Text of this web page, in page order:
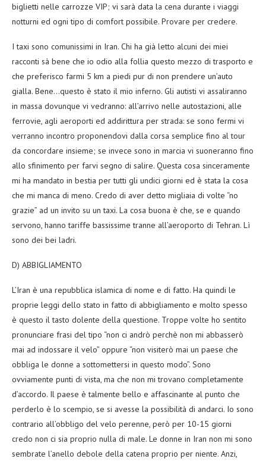
biglietti nelle carrozze VIP; vi sarà data la cena durante i viaggi
notturni ed ogni tipo di comfort possibile. Provare per credere.
I taxi sono comunissimi in Iran. Chi ha già letto alcuni dei miei
racconti sà bene che io odio alla follia questo mezzo di trasporto e
che preferisco farmi 5 km a piedi pur di non prendere un’auto
gialla. Bene…questo è stato il mio inferno. Gli autisti vi assaliranno
in massa dovunque vi vedranno: all’arrivo nelle autostazioni, alle
ferrovie, agli aeroporti ed addirittura per strada: se sono fermi vi
verranno incontro proponendovi dalla corsa semplice fino al tour
da concordare insieme; se invece sono in marcia vi suoneranno fino
allo sfinimento per farvi segno di salire. Questa cosa sinceramente
mi ha mandato in bestia per tutti gli undici giorni ed è stata la cosa
che mi manca di meno. Credo di aver detto migliaia di volte “no
grazie” ad un invito su un taxi. La cosa buona è che, se e quando
servono, hanno tariffe bassissime tranne all’aeroporto di Tehran. Lì
sono dei bei ladri.
D) ABBIGLIAMENTO
L’Iran è una repubblica islamica di nome e di fatto. Ha quindi le
proprie leggi dello stato in fatto di abbigliamento e molto spesso
è questo il tasto dolente della questione. Troppe volte ho sentito
pronunciare frasi del tipo “non ci andrò perchè non mi abbasserò
mai ad indossare il velo” oppure “non visiterò mai un paese che
obbliga le donne a sottomettersi in questo modo”. Sono
ovviamente punti di vista, ma che non mi trovano completamente
d’accordo. Il paese è talmente bello e affascinante al punto che
perderlo è lo scempio, se si avesse la possibilità di andarci. Io sono
contrario all’obbligo del velo perenne, però per 10-15 giorni
credo non ci sia proprio nulla di male. Le donne in Iran non mi sono
sembrate l’anello debole della catena proprio per niente. Anzi,